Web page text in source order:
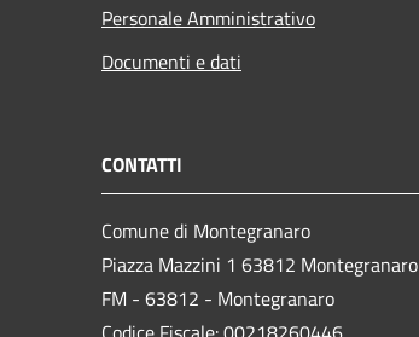
Personale Amministrativo
Documenti e dati
CONTATTI
Comune di Montegranaro
Piazza Mazzini 1 63812 Montegranaro
FM - 63812 - Montegranaro